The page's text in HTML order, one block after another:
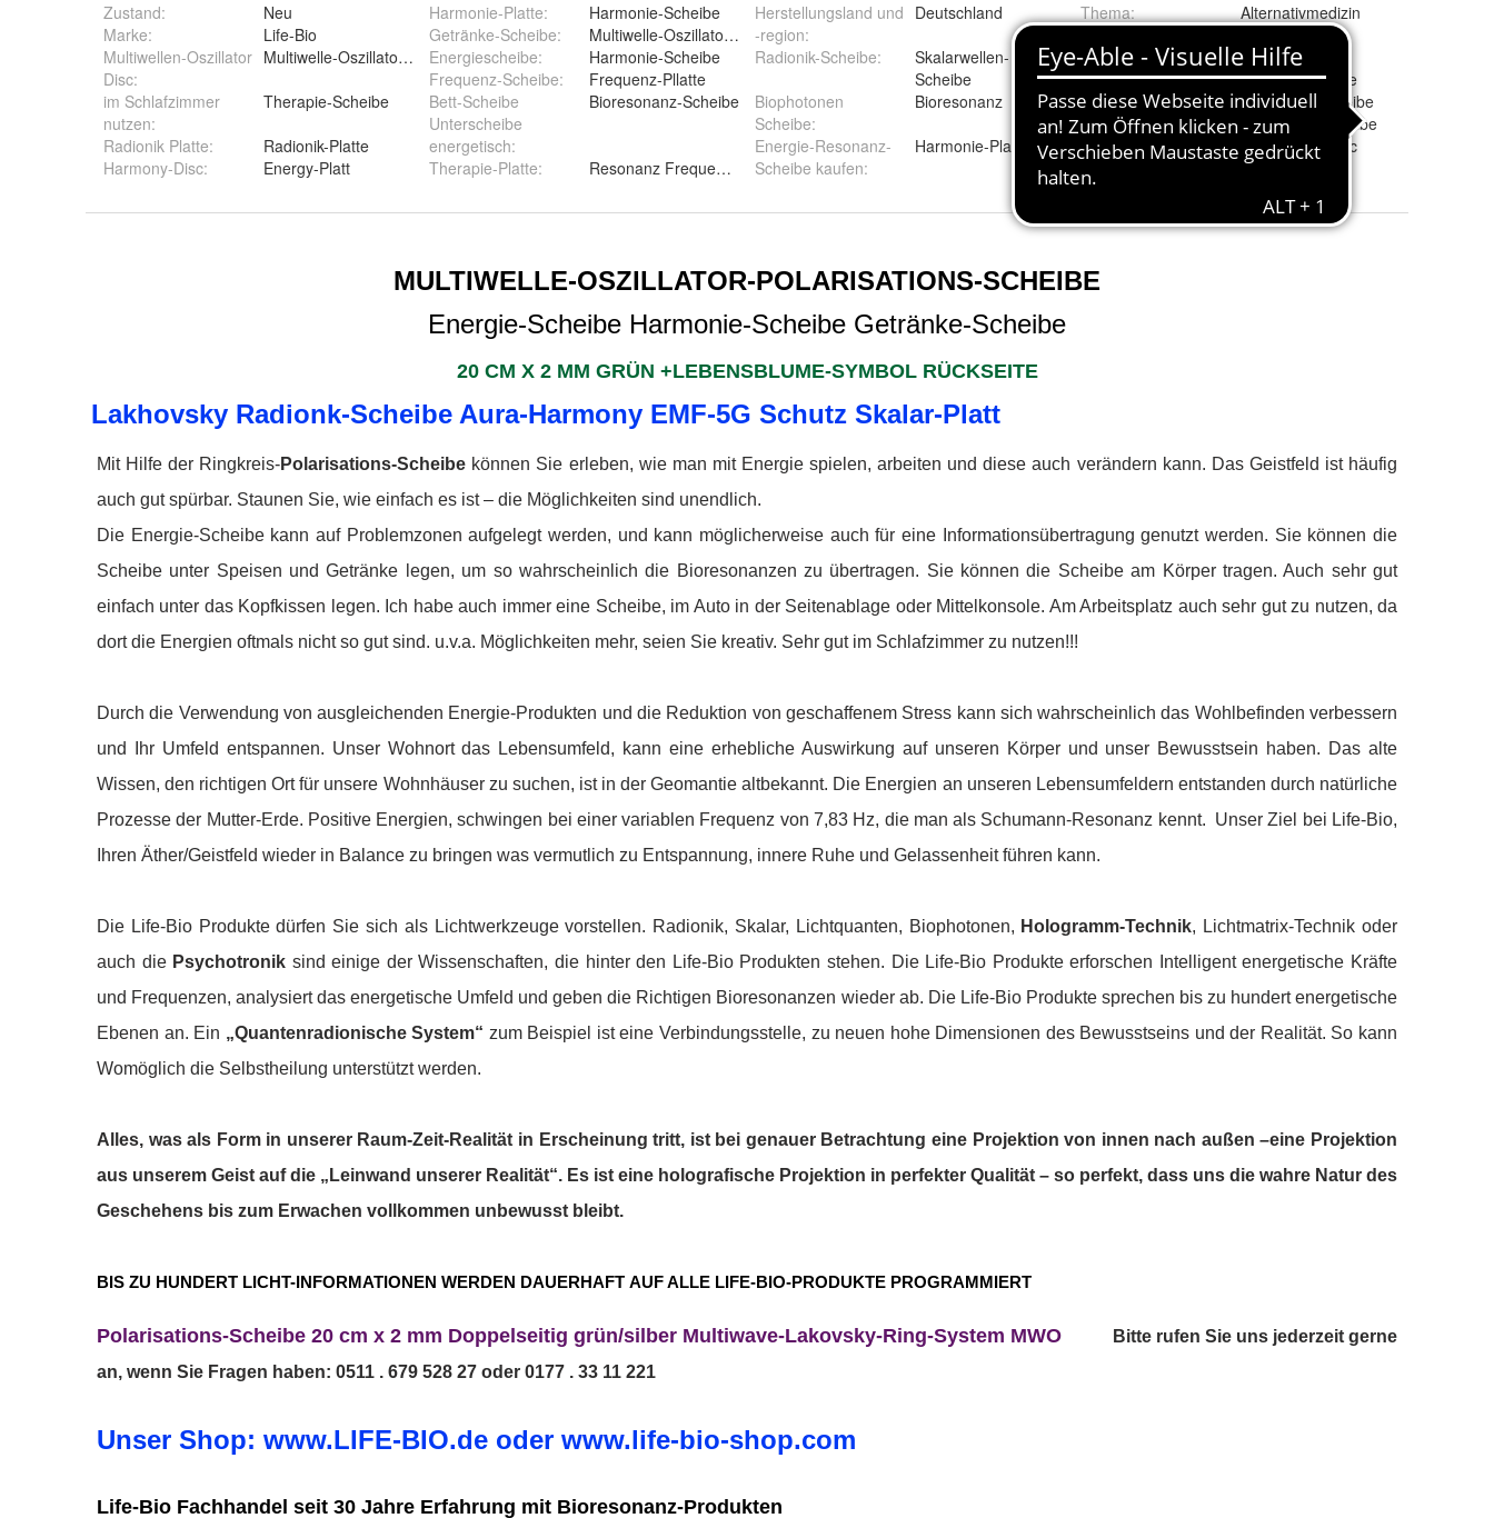
Zustand:
Neu
Marke:
Life-Bio
Multiwellen-Oszillator
Disc:
Multiwelle-Oszillator kaufen
im Schlafzimmer
nutzen:
Therapie-Scheibe
Radionik Platte:
Radionik-Platte
Harmony-Disc: Energy-Platt
Harmonie-Platte:
Harmonie-Scheibe
Getränke-Scheibe:
Multiwelle-Oszillator-Scheibe
Energiescheibe:
Harmonie-Scheibe
Frequenz-Scheibe:
Frequenz-Pllatte
Bett-Scheibe
Unterscheibe
energetisch:
Bioresonanz-Scheibe
Therapie-Platte: Resonanz Frequenz-Disc
Herstellungsland und
-region:
Deutschland
Radionik-Scheibe:
Skalarwellen-
Scheibe
Biophotonen
Scheibe:
Bioresonanz
Energie-Resonanz-
Scheibe kaufen:
Harmonie-Platte kaufen
Thema:
Alternativmedizin
Übertragung:
Resonanz-Scheibe:
Resonanz-Platte
Therapie-Scheibe:
Resonanz-Scheibe
Lebensfeld-Scheibe:
Lakhovsky-Scheibe
Elektrosmog-Schutz: Harmonizer-Disc